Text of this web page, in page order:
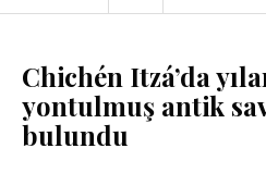
Chichén Itzá’da
yontulmuş antik
bulundu